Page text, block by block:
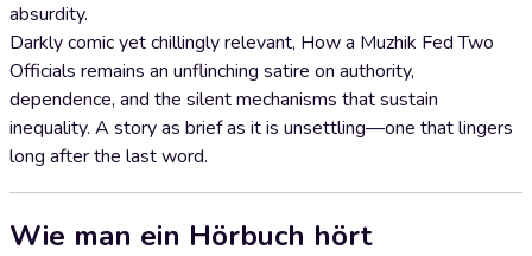
absurdity.
Darkly comic yet chillingly relevant, How a Muzhik Fed Two
Officials remains an unflinching satire on authority,
dependence, and the silent mechanisms that sustain
inequality. A story as brief as it is unsettling—one that lingers
long after the last word.
Wie man ein Hörbuch hört